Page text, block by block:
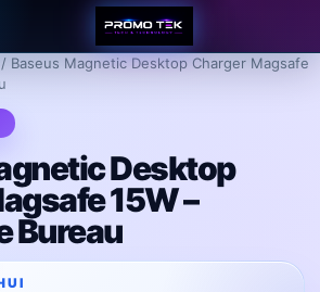
/ Baseus Magnetic Desktop Charger Magsafe
Desktop
15W –
Bureau